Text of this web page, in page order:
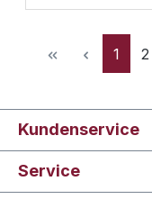
CDLieder zur
heidschi
brennenDeck the
HallsEin große
Seite
1 2
Kundenservice
Service